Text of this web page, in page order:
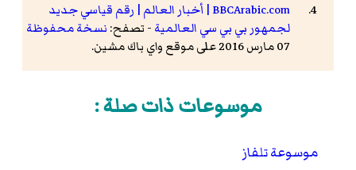
BBCArabic.com | أخبار العالم | رقم قياسي جديد
لجمهور بي بي سي العالمية - تصفح: نسخة محفوظة
07 مارس 2016 على موقع واي باك مشين.
موسوعات ذات صلة :
موسوعة تلفاز